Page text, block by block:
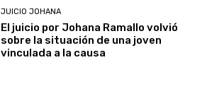
JUICIO JOHANA
El juicio por Johana Ramallo volvió
sobre la situación de una joven
vinculada a la causa